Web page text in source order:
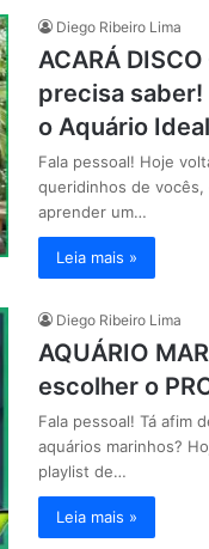
Diego Ribeiro Lima
ACARÁ
precisa
o Aquário
Fala pessoal! Hoje
queridinhos de vocês,
aprender um…
Leia mais »
Diego Ribeiro Lima
AQUÁRIO
escolher o
Fala pessoal! Tá afim
aquários marinhos?
playlist de…
Leia mais »